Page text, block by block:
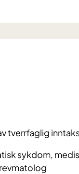
tverrfaglig
sykdom,